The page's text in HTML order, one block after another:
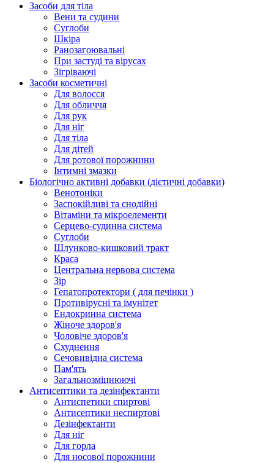
Засоби для тіла
Вени та судини
Суглоби
Шкіра
Ранозагоювальні
При застуді та вірусах
Зігріваючі
Засоби косметичні
Для волосся
Для обличчя
Для рук
Для ніг
Для тіла
Для дітей
Для ротової порожнини
Інтимні змазки
Біологічно активні добавки (дієтичні добавки)
Венотоніки
Заспокійливі та снодійні
Вітаміни та мікроелементи
Серцево-судинна система
Суглоби
Шлунково-кишковий тракт
Краса
Центральна нервова система
Зір
Гепатопротектори ( для печінки )
Противірусні та імунітет
Ендокринна система
Жіноче здоров'я
Чоловіче здоров'я
Схуднення
Сечовивідна система
Пам'ять
Загальнозміцнюючі
Антисептики та дезінфектанти
Антиспетики спиртові
Антисептики неспиртові
Дезінфектанти
Для ніг
Для горла
Для носової порожнини